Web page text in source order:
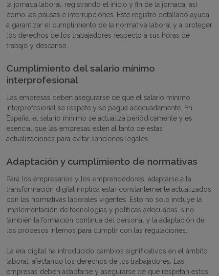
la jornada laboral, registrando el inicio y fin de la jornada, así
como las pausas e interrupciones. Este registro detallado ayuda
a garantizar el cumplimiento de la normativa laboral y a proteger
los derechos de los trabajadores respecto a sus horas de
trabajo y descanso​.
Cumplimiento del salario mínimo
interprofesional
Las empresas deben asegurarse de que el salario mínimo
interprofesional se respete y se pague adecuadamente. En
España, el salario mínimo se actualiza periódicamente y es
esencial que las empresas estén al tanto de estas
actualizaciones para evitar sanciones legales.
Adaptación y cumplimiento de normativas
Para los empresarios y los emprendedores, adaptarse a la
transformación digital implica estar constantemente actualizados
con las normativas laborales vigentes. Esto no solo incluye la
implementación de tecnologías y políticas adecuadas, sino
también la formación continua del personal y la adaptación de
los procesos internos para cumplir con las regulaciones.
La era digital ha introducido cambios significativos en el ámbito
laboral, afectando los derechos de los trabajadores. Las
empresas deben adaptarse y asegurarse de que respetan estos